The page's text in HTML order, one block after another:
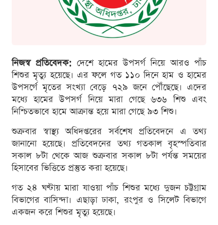
নিজস্ব প্রতিবেদক: দেশে হামের উপসর্গ নিয়ে আরও পাঁচ
শিশুর মৃত্যু হয়েছে। এর ফলে গত ১১০ দিনে হাম ও হামের
উপসর্গে মৃতের সংখ্যা বেড়ে ৭২৯ জনে পৌঁছেছে। এদের
মধ্যে হামের উপসর্গ নিয়ে মারা গেছে ৬৩৬ শিশু এবং
নিশ্চিতভাবে হামে আক্রান্ত হয়ে মারা গেছে ৯৩ শিশু।
শুক্রবার স্বাস্থ্য অধিদপ্তরের সর্বশেষ প্রতিবেদনে এ তথ্য
জানানো হয়েছে। প্রতিবেদনের তথ্য গতকাল বৃহস্পতিবার
সকাল ৮টা থেকে আজ শুক্রবার সকাল ৮টা পর্যন্ত সময়ের
হিসাবের ভিত্তিতে প্রস্তুত করা হয়েছে।
গত ২৪ ঘণ্টায় মারা যাওয়া পাঁচ শিশুর মধ্যে দুজন চট্টগ্রাম
বিভাগের বাসিন্দা। এছাড়া ঢাকা, রংপুর ও সিলেট বিভাগে
একজন করে শিশুর মৃত্যু হয়েছে।